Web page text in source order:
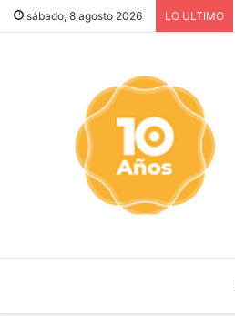
sábado, 8 agosto 2026 LO ULTIMO